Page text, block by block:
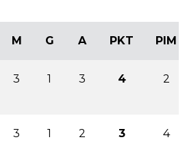
M G A PKT PIM
3 1 3 4 2
3 1 2 3 4